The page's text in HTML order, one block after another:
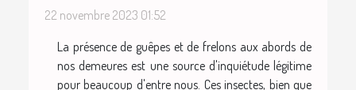
22 novembre 2023 01:52
La présence de guêpes et de frelons aux abords de
nos demeures est une source d'inquiétude légitime
pour beaucoup d'entre nous. Ces insectes, bien que